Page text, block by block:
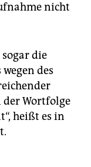
nicht
die
des
der Wortfolge
heißt es in